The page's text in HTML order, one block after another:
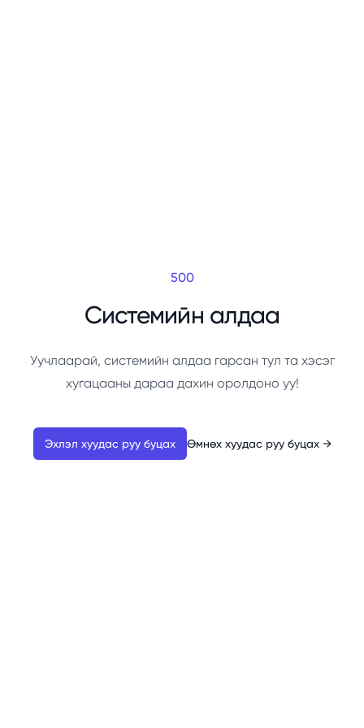
500
Системийн алдаа
Уучлаарай, системийн алдаа гарсан тул та хэсэг
хугацааны дараа дахин оролдоно уу!
Эхлэл хуудас руу буцах Өмнөх хуудас руу буцах →